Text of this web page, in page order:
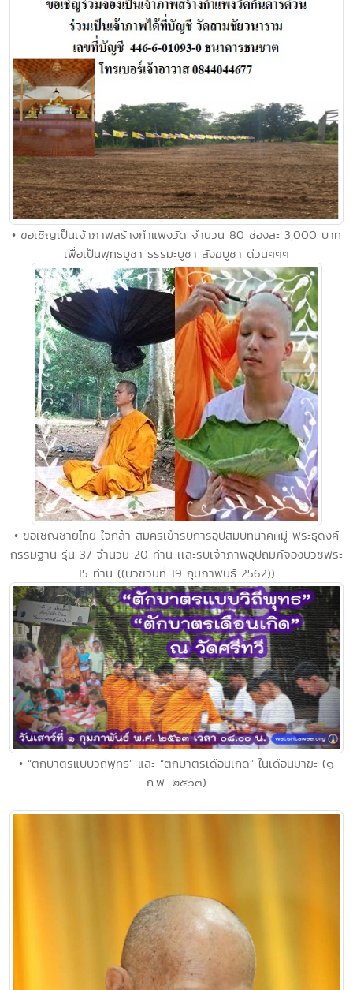
• ขอเชิญเป็นเจ้าภาพสร้างกำแพงวัด จำนวน 80 ช่องละ 3,000 บาท
เพื่อเป็นพุทธบูชา ธรรมะบูชา สังฆบูชา ด่วนๆๆๆ
• ขอเชิญชายไทย ใจกล้า สมัครเข้ารับการอุปสมบทนาคหมู่ พระธุดงค์
กรรมฐาน รุ่น 37 จำนวน 20 ท่าน เเละรับเจ้าภาพอุปถัมภ์จองบวชพระ
15 ท่าน ((บวชวันที่ 19 กุมภาพันธ์ 2562))
• “ตักบาตรแบบวิถีพุทธ” และ “ตักบาตรเดือนเกิด” ในเดือนมาฆะ (๑
ก.พ. ๒๕๖๓)